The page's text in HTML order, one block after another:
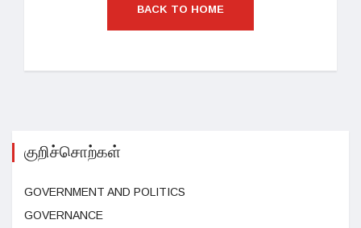
BACK TO HOME
குறிச்சொற்கள்
GOVERNMENT AND POLITICS
GOVERNANCE